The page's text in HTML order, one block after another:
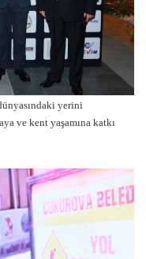
yerini
ve kent yaşamına katkı